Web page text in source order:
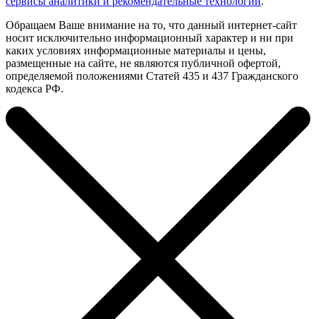
Обращаем Ваше внимание на то, что данный интернет-сайт
носит исключительно информационный характер и ни при
каких условиях информационные материалы и цены,
размещенные на сайте, не являются публичной офертой,
определяемой положениями Статей 435 и 437 Гражданского
кодекса РФ.